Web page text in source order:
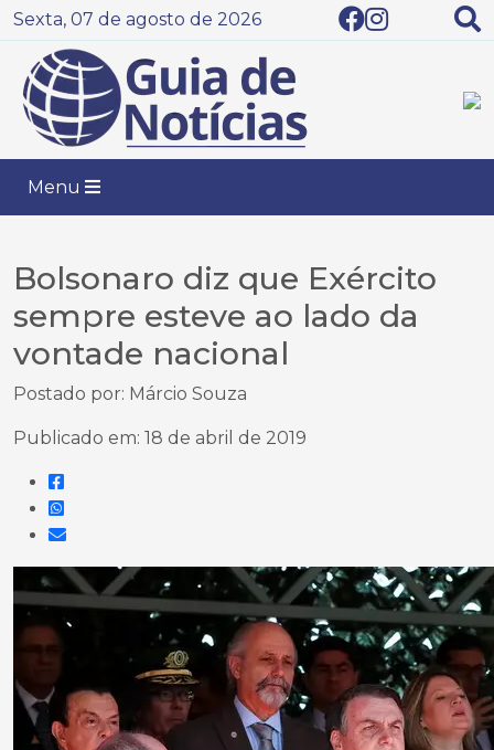
Sexta, 07 de agosto de 2026
Menu
Bolsonaro diz que Exército
sempre esteve ao lado da
vontade nacional
Postado por: Márcio Souza
Publicado em: 18 de abril de 2019